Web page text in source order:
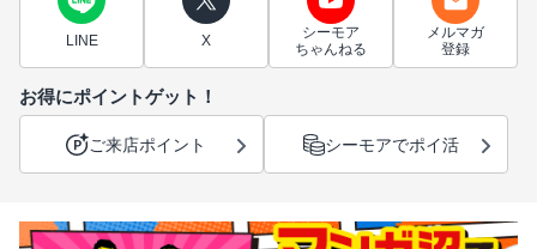
LINE X
シーモア
ちゃんねる
メルマガ
登録
お得にポイントゲット！
ご来店ポイント シーモアでポイ活